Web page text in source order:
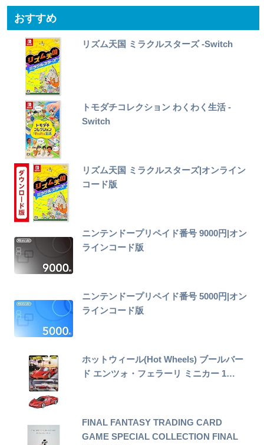
おすすめ
リズム天国 ミラクルスターズ -Switch
トモダチコレクション わくわく生活 -
Switch
リズム天国 ミラクルスターズ|オンライン
コード版
ニンテンドープリペイド番号 9000円|オン
ラインコード版
ニンテンドープリペイド番号 5000円|オン
ラインコード版
ホットウィール(Hot Wheels) ブールバー
ド エンツォ・フェラーリ ミニカー 1…
FINAL FANTASY TRADING CARD
GAME SPECIAL COLLECTION FINAL